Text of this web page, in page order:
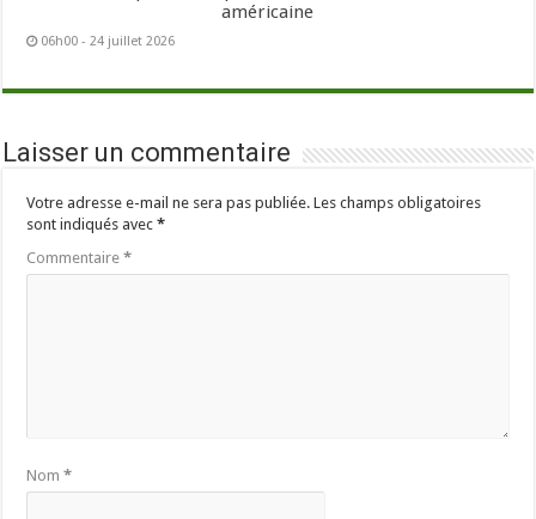
américaine
06h00 - 24 juillet 2026
Laisser un commentaire
Votre adresse e-mail ne sera pas publiée. Les champs obligatoires
sont indiqués avec*
Commentaire*
Nom*